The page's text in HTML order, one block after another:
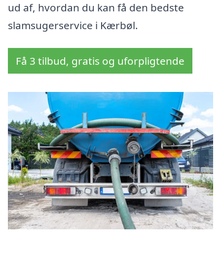
ud af, hvordan du kan få den bedste
slamsugerservice i Kærbøl.
Få 3 tilbud, gratis og uforpligtende